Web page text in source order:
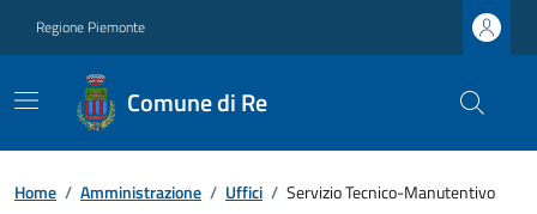
Regione Piemonte
Comune di Re
Home / Amministrazione / Uffici / Servizio Tecnico-Manutentivo